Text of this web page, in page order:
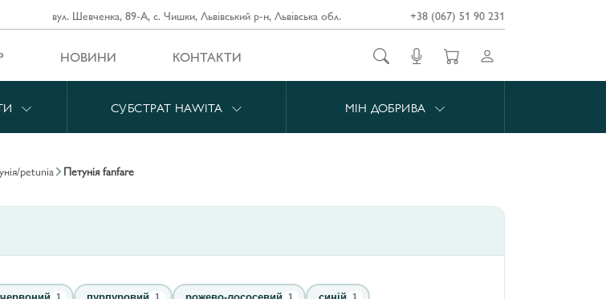
вул. Шевченка, 89-А, с. Чишки, Львівський р-н, Львівська обл. +38 (067) 51 90 231
НОВИНИ КОНТАКТИ
СУБСТРАТ HAWITA МІН ДОБРИВА
petunia петунія fanfare
1 1 1 1